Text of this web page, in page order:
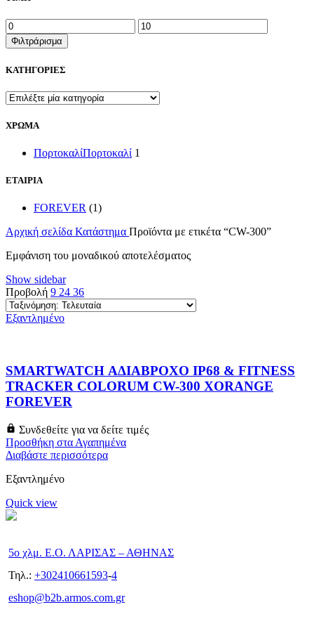
Ελάχιστη
τιμή
Μέγιστη
τιμή
Φιλτράρισμα
ΚΑΤΗΓΟΡΙΕΣ
ΧΡΩΜΑ
ΠορτοκαλίΠορτοκαλί 1
ΕΤΑΙΡΙΑ
FOREVER (1)
Αρχική σελίδα Κατάστημα Προϊόντα με ετικέτα “CW-300”
Εμφάνιση του μοναδικού αποτελέσματος
Show sidebar
Προβολή 9 24 36
Εξαντλημένο
SMARTWATCH ΑΔΙΑΒΡΟΧΟ IP68 & FITNESS
TRACKER COLORUM CW-300 XORANGE
FOREVER
Συνδεθείτε για να δείτε τιμές
Προσθήκη στα Αγαπημένα
Διαβάστε περισσότερα
Εξαντλημένο
Quick view
5ο χλμ. Ε.Ο. ΛΑΡΙΣΑΣ – ΑΘΗΝΑΣ
Τηλ.: +302410661593-4
eshop@b2b.armos.com.gr